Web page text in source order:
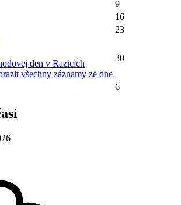
9
16
23
den v Razicích
všechny záznamy ze dne
30
6